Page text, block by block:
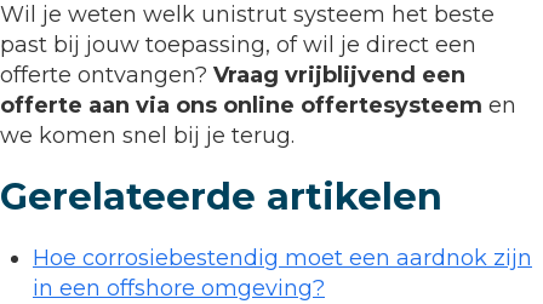
Wil je weten welk unistrut systeem het beste
past bij jouw toepassing, of wil je direct een
offerte ontvangen? Vraag vrijblijvend een
offerte aan via ons online offertesysteem en
we komen snel bij je terug.
Gerelateerde artikelen
Hoe corrosiebestendig moet een aardnok zijn
in een offshore omgeving?